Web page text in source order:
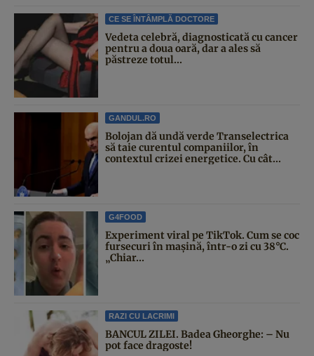
CE SE ÎNTÂMPLĂ DOCTORE
Vedeta celebră, diagnosticată cu cancer
pentru a doua oară, dar a ales să
păstreze totul...
GANDUL.RO
Bolojan dă undă verde Transelectrica
să taie curentul companiilor, în
contextul crizei energetice. Cu cât...
G4FOOD
Experiment viral pe TikTok. Cum se coc
fursecuri în mașină, într-o zi cu 38°C.
„Chiar...
RAZI CU LACRIMI
BANCUL ZILEI. Badea Gheorghe: – Nu
pot face dragoste!